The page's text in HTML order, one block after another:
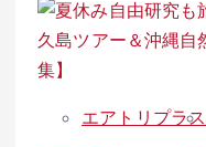
エアトリプラス